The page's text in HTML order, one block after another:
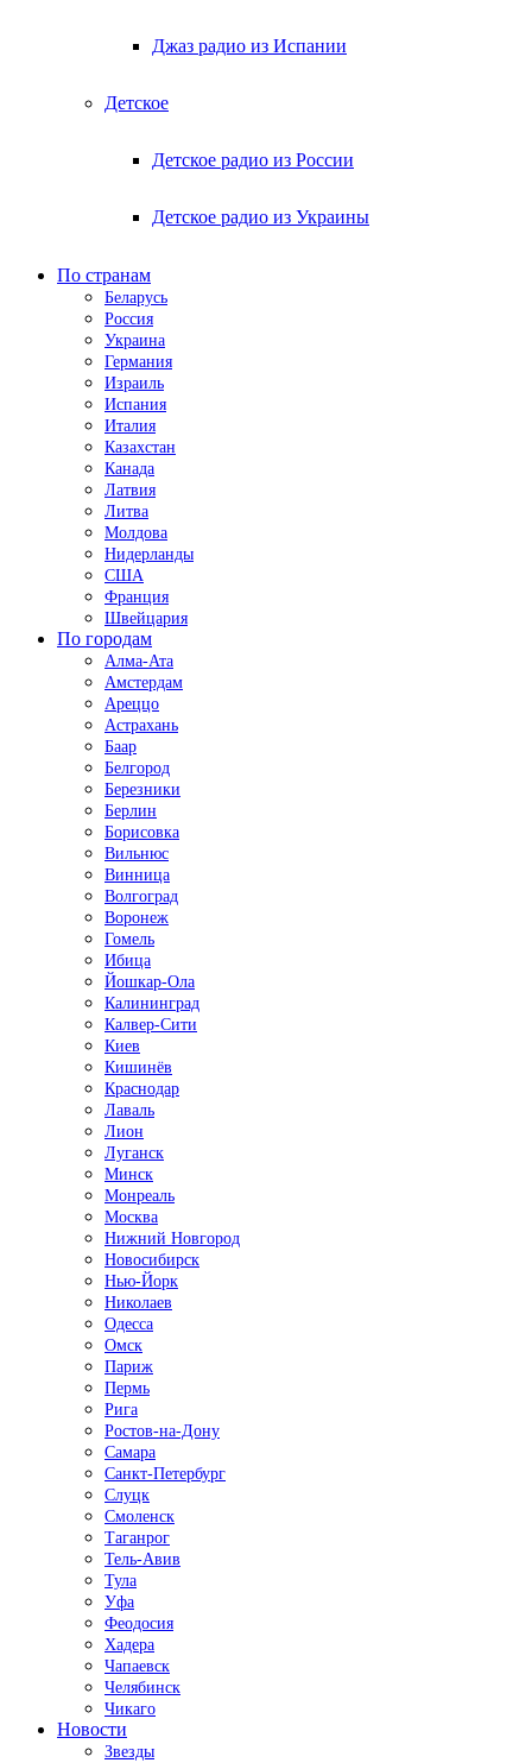
Джаз радио из Испании
Детское
Детское радио из России
Детское радио из Украины
По странам
Беларусь
Россия
Украина
Германия
Израиль
Испания
Италия
Казахстан
Канада
Латвия
Литва
Молдова
Нидерланды
США
Франция
Швейцария
По городам
Алма-Ата
Амстердам
Ареццо
Астрахань
Баар
Белгород
Березники
Берлин
Борисовка
Вильнюс
Винница
Волгоград
Воронеж
Гомель
Ибица
Йошкар-Ола
Калининград
Калвер-Сити
Киев
Кишинёв
Краснодар
Лаваль
Лион
Луганск
Минск
Монреаль
Москва
Нижний Новгород
Новосибирск
Нью-Йорк
Николаев
Одесса
Омск
Париж
Пермь
Рига
Ростов-на-Дону
Самара
Санкт-Петербург
Слуцк
Смоленск
Таганрог
Тель-Авив
Тула
Уфа
Феодосия
Хадера
Чапаевск
Челябинск
Чикаго
Новости
Звезды